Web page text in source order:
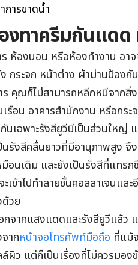
การขาดน้ำ
งทาครีมกันแดด
ร ห้องนอน หรือห้องทำงาน อา
กระจก หน้าต่าง ผ้าม่านป้อง
ร คุณก็ไม่สามารถหลีกหนีจากสิ่
รือน อาคารสำนักงาน หรือก
นเฉพาะรังสียูวีบีเป็นส่วนใหญ่
นรังสีคลื่นยาวที่มีอานุภาพสูง จึ
อนเดิม และยังเป็นรังสีที่แทร
ะเข้าไปทำลายชั้นคอลลาเจนแ
วย
กจากแสงแดดและรังสียูวีแล้ว
ากหน้าจอโทรศัพท์มือถือ ที่แม้
ผิว แต่ก็เป็นเรื่องที่ไม่ควรมอง